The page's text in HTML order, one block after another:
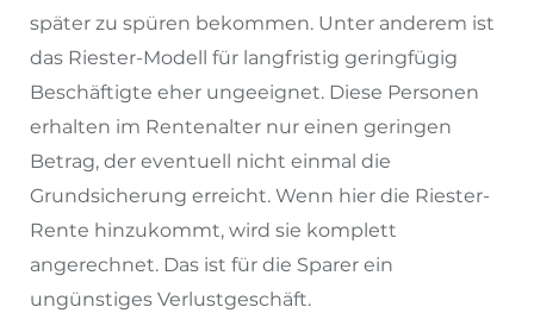
später zu spüren bekommen. Unter anderem ist
das Riester-Modell für langfristig geringfügig
Beschäftigte eher ungeeignet. Diese Personen
erhalten im Rentenalter nur einen geringen
Betrag, der eventuell nicht einmal die
Grundsicherung erreicht. Wenn hier die Riester-
Rente hinzukommt, wird sie komplett
angerechnet. Das ist für die Sparer ein
ungünstiges Verlustgeschäft.